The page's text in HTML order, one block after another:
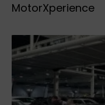
MotorXperience